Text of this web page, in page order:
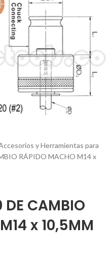
y Herramientas para
RÁPIDO MACHO M14 x
DE CAMBIO
x 10,5MM